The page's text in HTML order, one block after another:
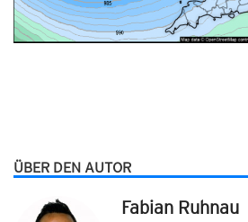
ÜBER DEN AUTOR
Fabian Ruhnau